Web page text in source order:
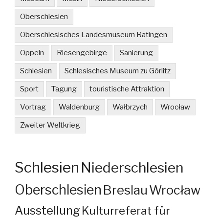
Oberschlesien
Oberschlesisches Landesmuseum Ratingen
Oppeln Riesengebirge Sanierung
Schlesien Schlesisches Museum zu Görlitz
Sport Tagung touristische Attraktion
Vortrag Waldenburg Wałbrzych Wrocław
Zweiter Weltkrieg
Schlesien Niederschlesien
Oberschlesien Breslau Wrocław
Ausstellung Kulturreferat für